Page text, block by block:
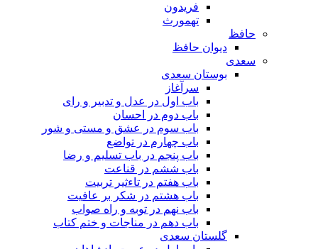
فریدون
تهمورث
حافظ
دیوان حافظ
سعدی
بوستان سعدی
سرآغاز
باب اول در عدل و تدبیر و رای
باب دوم در احسان
باب سوم در عشق و مستی و شور
باب چهارم در تواضع
باب پنجم در باب تسلیم و رضا
باب ششم در قناعت
باب هفتم در تاءثیر تربیت
باب هشتم در شکر بر عافیت
باب نهم در توبه و راه صواب
باب دهم در مناجات و ختم کتاب
گلستان سعدی